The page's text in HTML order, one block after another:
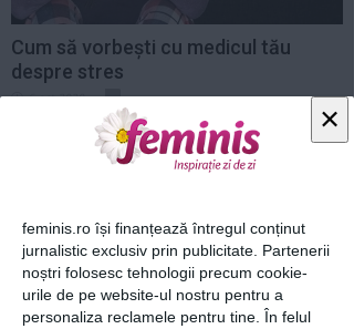
×
feminis.ro își finanțează întregul conținut
jurnalistic exclusiv prin publicitate. Partenerii
noștri folosesc tehnologii precum cookie-
urile de pe website-ul nostru pentru a
personaliza reclamele pentru tine. În felul
Cum să vorbești cu medicul tău
despre stres
6 oct 2020